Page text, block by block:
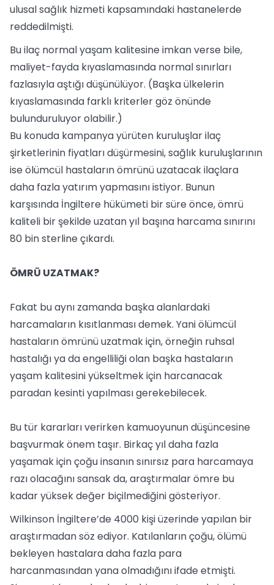
ulusal sağlık hizmeti kapsamındaki hastanelerde
reddedilmişti.
Bu ilaç normal yaşam kalitesine imkan verse bile,
maliyet-fayda kıyaslamasında normal sınırları
fazlasıyla aştığı düşünülüyor. (Başka ülkelerin
kıyaslamasında farklı kriterler göz önünde
bulunduruluyor olabilir.)
Bu konuda kampanya yürüten kuruluşlar ilaç
şirketlerinin fiyatları düşürmesini, sağlık kuruluşlarının
ise ölümcül hastaların ömrünü uzatacak ilaçlara
daha fazla yatırım yapmasını istiyor. Bunun
karşısında İngiltere hükümeti bir süre önce, ömrü
kaliteli bir şekilde uzatan yıl başına harcama sınırını
80 bin sterline çıkardı.
ÖMRÜ UZATMAK?
Fakat bu aynı zamanda başka alanlardaki
harcamaların kısıtlanması demek. Yani ölümcül
hastaların ömrünü uzatmak için, örneğin ruhsal
hastalığı ya da engelliliği olan başka hastaların
yaşam kalitesini yükseltmek için harcanacak
paradan kesinti yapılması gerekebilecek.
Bu tür kararları verirken kamuoyunun düşüncesine
başvurmak önem taşır. Birkaç yıl daha fazla
yaşamak için çoğu insanın sınırsız para harcamaya
razı olacağını sansak da, araştırmalar ömre bu
kadar yüksek değer biçilmediğini gösteriyor.
Wilkinson İngiltere’de 4000 kişi üzerinde yapılan bir
araştırmadan söz ediyor. Katılanların çoğu, ölümü
bekleyen hastalara daha fazla para
harcanmasından yana olmadığını ifade etmişti.